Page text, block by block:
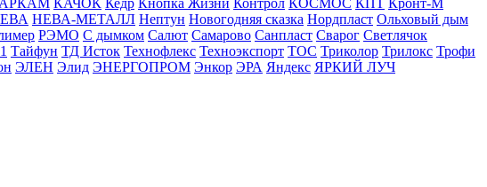
НЕВА-МЕТАЛЛ Нептун Новогодняя сказка Нордпласт Ольховый дым
РЭМО С дымком Салют Самарово Санпласт Сварог Светлячок
Тайфун ТД Исток Технофлекс Техноэкспорт ТОС Триколор Трилокс Трофи
ЭЛЕН Элид ЭНЕРГОПРОМ Энкор ЭРА Яндекс ЯРКИЙ ЛУЧ